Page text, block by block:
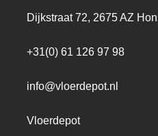
Dijkstraat 72, 2675 AZ
+31(0) 61 126 97 98
info@vloerdepot.nl
Vloerdepot